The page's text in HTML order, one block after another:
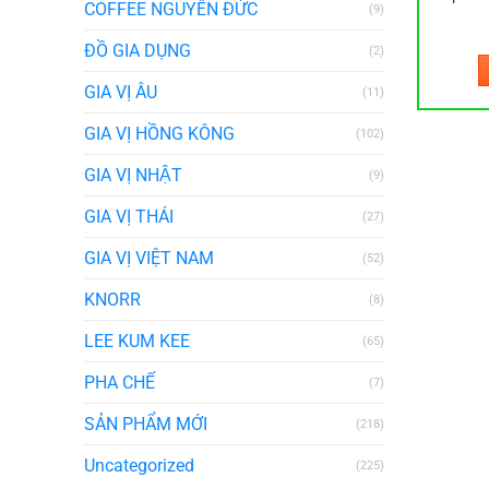
COFFEE NGUYÊN ĐỨC (9)
ĐỒ GIA DỤNG (2)
GIA VỊ ÂU (11)
GIA VỊ HỒNG KÔNG (102)
GIA VỊ NHẬT (9)
GIA VỊ THÁI (27)
GIA VỊ VIỆT NAM (52)
KNORR (8)
LEE KUM KEE (65)
PHA CHẾ (7)
SẢN PHẨM MỚI (218)
Uncategorized (225)